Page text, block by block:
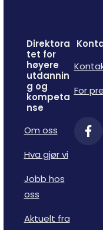
Direktora
tet for
høyere
utdannin
g og
kompeta
nse
Om oss
Hva gjør vi
Jobb hos
oss
Aktuelt fra
For